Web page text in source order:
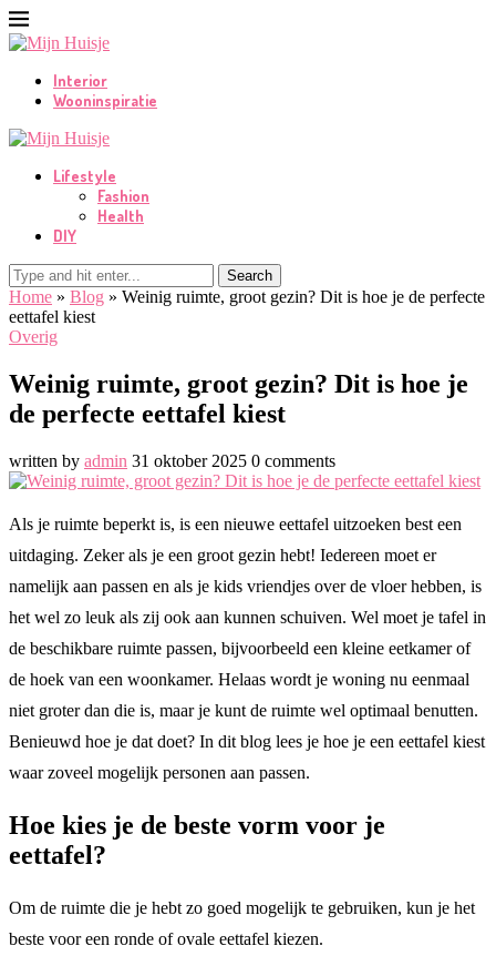
Interior
Wooninspiratie
Lifestyle
Fashion
Health
DIY
Search
Home » Blog » Weinig ruimte, groot gezin? Dit is hoe je de perfecte
eettafel kiest
Overig
Weinig ruimte, groot gezin? Dit is hoe je
de perfecte eettafel kiest
written by admin 31 oktober 2025 0 comments
Als je ruimte beperkt is, is een nieuwe eettafel uitzoeken best een
uitdaging. Zeker als je een groot gezin hebt! Iedereen moet er
namelijk aan passen en als je kids vriendjes over de vloer hebben, is
het wel zo leuk als zij ook aan kunnen schuiven. Wel moet je tafel in
de beschikbare ruimte passen, bijvoorbeeld een kleine eetkamer of
de hoek van een woonkamer. Helaas wordt je woning nu eenmaal
niet groter dan die is, maar je kunt de ruimte wel optimaal benutten.
Benieuwd hoe je dat doet? In dit blog lees je hoe je een eettafel kiest
waar zoveel mogelijk personen aan passen.
Hoe kies je de beste vorm voor je
eettafel?
Om de ruimte die je hebt zo goed mogelijk te gebruiken, kun je het
beste voor een ronde of ovale eettafel kiezen.